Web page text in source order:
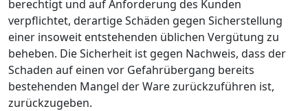
berechtigt und auf Anforderung des Kunden
verpflichtet, derartige Schäden gegen Sicherstellung
einer insoweit entstehenden üblichen Vergütung zu
beheben. Die Sicherheit ist gegen Nachweis, dass der
Schaden auf einen vor Gefahrübergang bereits
bestehenden Mangel der Ware zurückzuführen ist,
zurückzugeben.